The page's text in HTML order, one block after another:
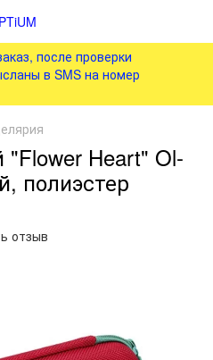
после проверки
в SMS на номер
Heart" Ol-
полиэстер
отзыв